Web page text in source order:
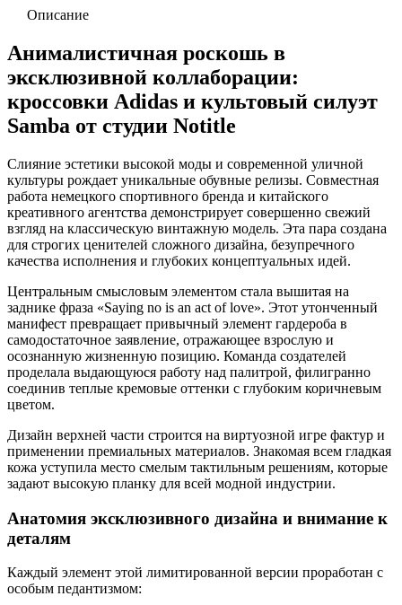
Описание
Анималистичная роскошь в
эксклюзивной коллаборации:
кроссовки Adidas и культовый силуэт
Samba от студии Notitle
Слияние эстетики высокой моды и современной уличной
культуры рождает уникальные обувные релизы. Совместная
работа немецкого спортивного бренда и китайского
креативного агентства демонстрирует совершенно свежий
взгляд на классическую винтажную модель. Эта пара создана
для строгих ценителей сложного дизайна, безупречного
качества исполнения и глубоких концептуальных идей.
Центральным смысловым элементом стала вышитая на
заднике фраза «Saying no is an act of love». Этот утонченный
манифест превращает привычный элемент гардероба в
самодостаточное заявление, отражающее взрослую и
осознанную жизненную позицию. Команда создателей
проделала выдающуюся работу над палитрой, филигранно
соединив теплые кремовые оттенки с глубоким коричневым
цветом.
Дизайн верхней части строится на виртуозной игре фактур и
применении премиальных материалов. Знакомая всем гладкая
кожа уступила место смелым тактильным решениям, которые
задают высокую планку для всей модной индустрии.
Анатомия эксклюзивного дизайна и внимание к
деталям
Каждый элемент этой лимитированной версии проработан с
особым педантизмом: